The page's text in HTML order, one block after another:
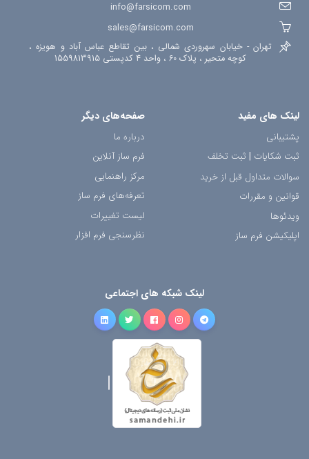
info@farsicom.com
sales@farsicom.com
تهران - خیابان سهروردی شمالی ، بین تقاطع عباس آباد و هویزه ،
کوچه متحیر ، پلاک 60 ، واحد 4 کدپستی 1559813915
لینک های مفید
پشتیبانی
ثبت شکایات | ثبت تخلف
سوالات متداول قبل از خرید
قوانین و مقررات
ویدئوها
اپلیکیشن فرم ساز
صفحه‌های دیگر
درباره ما
فرم ساز آنلاین
مرکز راهنمایی
تعرفه‌های فرم ساز
لیست تغییرات
نظرسنجی فرم افزار
لینک شبکه های اجتماعی